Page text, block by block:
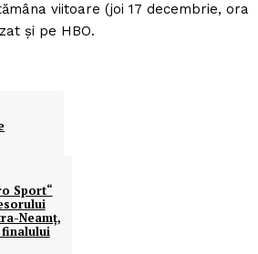
viitoare (joi 17 decembrie, ora
şi pe HBO.
Sport“
Neamţ,